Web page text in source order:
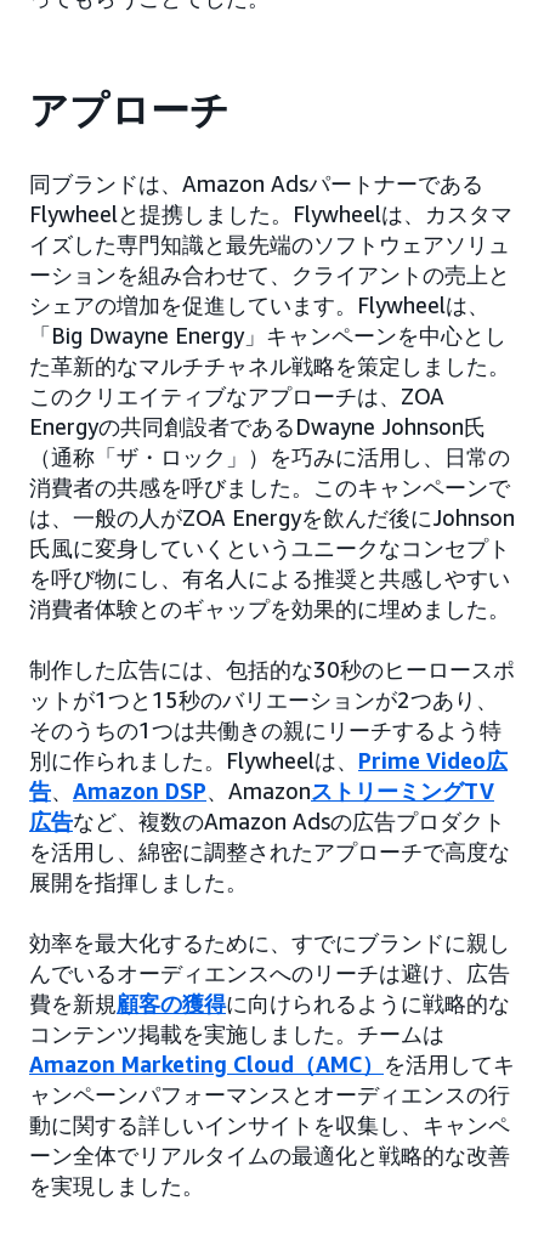
アプローチ
同ブランドは、Amazon Adsパートナーである
Flywheelと提携しました。Flywheelは、カスタマ
イズした専門知識と最先端のソフトウェアソリュ
ーションを組み合わせて、クライアントの売上と
シェアの増加を促進しています。Flywheelは、
「Big Dwayne Energy」キャンペーンを中心とし
た革新的なマルチチャネル戦略を策定しました。
このクリエイティブなアプローチは、ZOA
Energyの共同創設者であるDwayne Johnson氏
（通称「ザ・ロック」）を巧みに活用し、日常の
消費者の共感を呼びました。このキャンペーンで
は、一般の人がZOA Energyを飲んだ後にJohnson
氏風に変身していくというユニークなコンセプト
を呼び物にし、有名人による推奨と共感しやすい
消費者体験とのギャップを効果的に埋めました。
制作した広告には、包括的な30秒のヒーロースポ
ットが1つと15秒のバリエーションが2つあり、
そのうちの1つは共働きの親にリーチするよう特
別に作られました。Flywheelは、 Prime Video広
告、 Amazon DSP、AmazonストリーミングTV
広告など、複数のAmazon Adsの広告プロダクト
を活用し、綿密に調整されたアプローチで高度な
展開を指揮しました。
効率を最大化するために、すでにブランドに親し
んでいるオーディエンスへのリーチは避け、広告
費を新規顧客の獲得に向けられるように戦略的な
コンテンツ掲載を実施しました。チームは
Amazon Marketing Cloud（AMC） を活用してキ
ャンペーンパフォーマンスとオーディエンスの行
動に関する詳しいインサイトを収集し、キャンペ
ーン全体でリアルタイムの最適化と戦略的な改善
を実現しました。